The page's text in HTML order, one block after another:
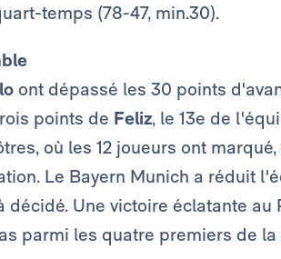
temps (78-47, min.30).
ont dépassé les 30 points
points de Feliz, le 13e de
où les 12 joueurs ont
Le Bayern Munich a réduit
Une victoire éclatante au
parmi les quatre premiers de